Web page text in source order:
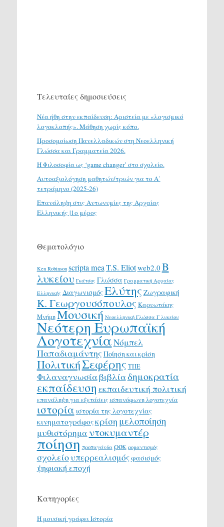
Τελευταίες δημοσιεύσεις
Νέα ήθη στην εκπαίδευση: Αριστεία με «λογισμικό
λογοκλοπής». Μάθηση χωρίς κόπο.
Προσομοίωση Πανελλαδικών στη Νεοελληνική
Γλώσσα και Γραμματεία 2026.
H Φιλοσοφία ως ‘game changer’ στο σχολείο.
Αυτοαξιολόγηση μαθητών/τριών για το Α΄
τετράμηνο (2025-26)
Επανάληψη στις Αντωνυμίες της Αρχαίας
Ελληνικής |1ο μέρος
Θεματολόγιο
Ken Robinson scripta meaT.S. Eliotweb2.0 Β
λυκείου Γκάτσος Γλώσσα Γραμματική Αρχαίας
Ελληνικής ΔιαγωνισμόςΕλύτης Ζωγραφική
Κ. Γεωργουσόπουλος Καρυωτάκης
ΜνήμηΜουσική Νεοελληνική Γλώσσα Γ λυκείου
Νεότερη Ευρωπαϊκή
ΛογοτεχνίαΝόμπελ
Παπαδιαμάντης Ποίηση και κρίση
ΠολιτικήΣεφέρης ΤΠΕ
Φιλαναγνωσίαβιβλίαδημοκρατία
εκπαίδευση εκπαιδευτική πολιτική
επανάληψη για εξετάσεις ισπανόφωνη λογοτεχνία
ιστορία ιστορία της λογοτεχνίας
κινηματογράφοςκρίση μελοποίηση
μυθιστόρημα ντοκυμαντέρ
ποίηση προπαγάνδα ροκ ρομαντισμός
σχολείουπερρεαλισμόςφασισμός
ψηφιακή εποχή
Κατηγορίες
H μουσική γράφει Ιστορία